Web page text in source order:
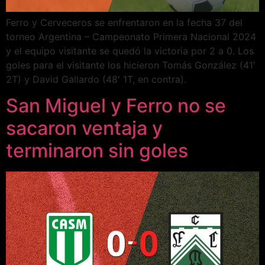
Ferro y Cerveceros se enfrentaron en la fecha 37 del
torneo Argentina – Campeonato Primera Nacional 2024
y el equipo visitante se quedó la victoria por 2 a 0. Los
goles para el visitante los hicieron Tomás González (41′
2T) y David Gallardo (48′ 1T, en contra).
San Miguel y Ferro no se
sacaron ventaja y
terminaron sin goles